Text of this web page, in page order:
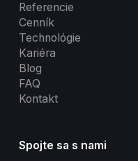
Referencie
Cenník
Technológie
Kariéra
Blog
FAQ
Kontakt
Spojte sa s nami